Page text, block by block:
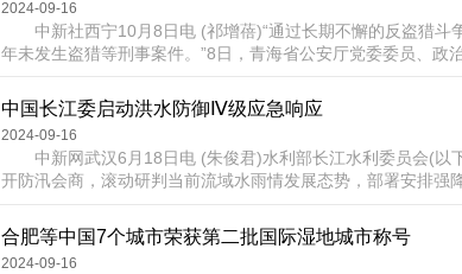
2024-09-16
中新社西宁10月8日电 (祁增蓓)“通过长期不懈的反盗猎斗
年未发生盗猎等刑事案件。”8日，青海省公安厅党委委员、政
位于青海省玉树藏族自治州西部，保护区面积为4.5万平方公里
由于高寒缺氧条件严酷称之...
中国长江委启动洪水防御Ⅳ级应急响应
2024-09-16
中新网武汉6月18日电 (朱俊君)水利部长江水利委员会(以
开防汛会商，滚动研判当前流域水雨情发展态势，部署安排强
Ⅳ级应急响应。 水雨情信息显示，6月17日8时至18日8时，
江中下游大到暴雨、局...
合肥等中国7个城市荣获第二批国际湿地城市称号
2024-09-16